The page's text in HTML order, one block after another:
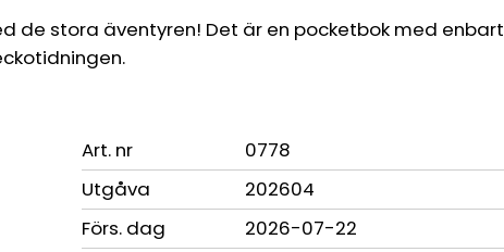
de stora äventyren! Det är en pocketbok med enbart
Art. nr
0778
Utgåva
202604
Förs. dag
2026-07-22